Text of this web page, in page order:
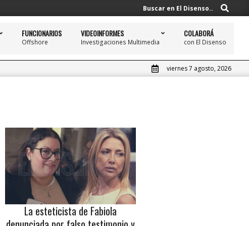
Buscar en El Disenso.. Buscar
FUNCIONARIOS
Offshore
VIDEOINFORMES
Investigaciones Multimedia
COLABORÁ
con El Disenso
viernes 7 agosto, 2026
La esteticista de Fabiola